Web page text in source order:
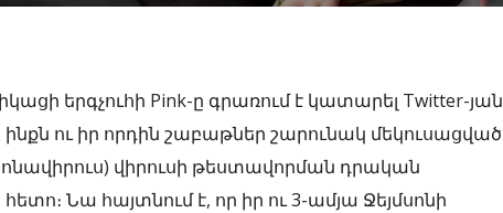
երգչուհի Pink-ը գրառում է կատարել Twitter-յան
ինքն ու իր որդին շաբաթներ շարունակ մեկուսացված
վիրուսի թեստավորման դրական
Նա հայտնում է, որ իր ու 3-ամյա Ջեյմսոնի